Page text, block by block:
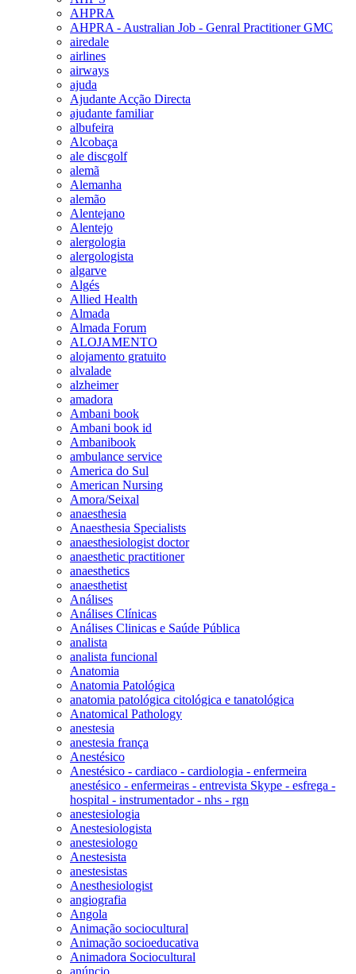
AHPRA
AHPRA - Australian Job - Genral Practitioner GMC
airedale
airlines
airways
ajuda
Ajudante Acção Directa
ajudante familiar
albufeira
Alcobaça
ale discgolf
alemã
Alemanha
alemão
Alentejano
Alentejo
alergologia
alergologista
algarve
Algés
Allied Health
Almada
Almada Forum
ALOJAMENTO
alojamento gratuito
alvalade
alzheimer
amadora
Ambani book
Ambani book id
Ambanibook
ambulance service
America do Sul
American Nursing
Amora/Seixal
anaesthesia
Anaesthesia Specialists
anaesthesiologist doctor
anaesthetic practitioner
anaesthetics
anaesthetist
Análises
Análises Clínicas
Análises Clinicas e Saúde Pública
analista
analista funcional
Anatomia
Anatomia Patológica
anatomia patológica citológica e tanatológica
Anatomical Pathology
anestesia
anestesia frança
Anestésico
Anestésico - cardiaco - cardiologia - enfermeira
anestésico - enfermeiras - entrevista Skype - esfrega -
hospital - instrumentador - nhs - rgn
anestesiologia
Anestesiologista
anestesiologo
Anestesista
anestesistas
Anesthesiologist
angiografia
Angola
Animação sociocultural
Animação socioeducativa
Animadora Sociocultural
anúncio